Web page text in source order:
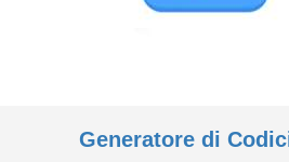
Generatore di